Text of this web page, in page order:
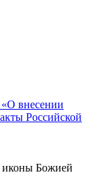
«О внесении
Российской
иконы Божией